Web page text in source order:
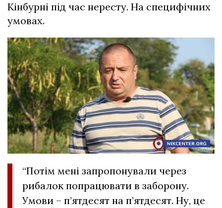
Кінбурні під час нересту. На специфічних
умовах.
“Потім мені запропонували через
рибалок попрацювати в заборону.
Умови – п’ятдесят на п’ятдесят. Ну, це